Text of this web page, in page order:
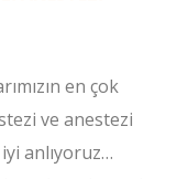
en çok
ve anestezi
anlıyoruz…